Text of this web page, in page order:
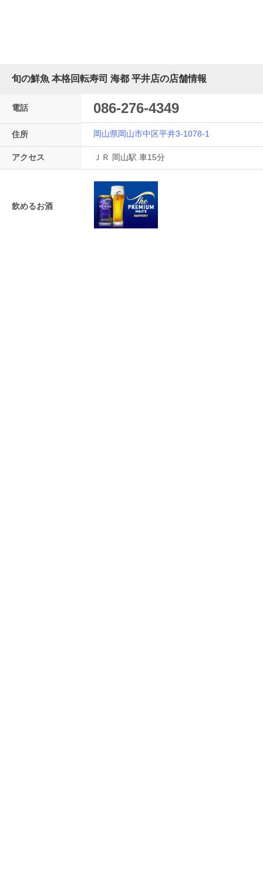
旬の鮮魚 本格回転寿司 海都 平井店の店舗情報
電話 086-276-4349
住所 岡山県岡山市中区平井3-1078-1
アクセス ＪＲ 岡山駅 車15分
飲めるお酒